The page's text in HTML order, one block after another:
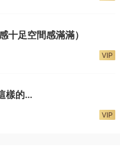
十足空間感滿滿）
VIP
樣的…
VIP